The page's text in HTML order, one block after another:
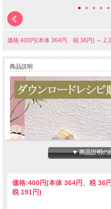
価格:400円(本体 364円、税 36円) ～
商品説明
▼ 商品説明の
価格:400円(本体 364円、税 36
税 191円)